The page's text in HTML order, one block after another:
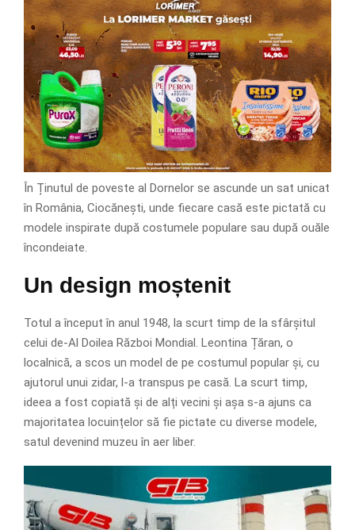
În Ținutul de poveste al Dornelor se ascunde un sat unicat
în România, Ciocănești, unde fiecare casă este pictată cu
modele inspirate după costumele populare sau după ouăle
încondeiate.
Un design moștenit
Totul a început în anul 1948, la scurt timp de la sfârșitul
celui de-Al Doilea Război Mondial. Leontina Țăran, o
localnică, a scos un model de pe costumul popular și, cu
ajutorul unui zidar, l-a transpus pe casă. La scurt timp,
ideea a fost copiată și de alți vecini și așa s-a ajuns ca
majoritatea locuințelor să fie pictate cu diverse modele,
satul devenind muzeu în aer liber.